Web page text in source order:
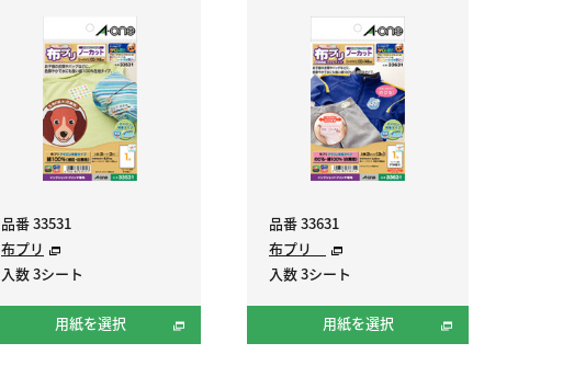
品番 33531
布プリ
入数 3シート
用紙を選択
品番 33631
布プリ
入数 3シート
用紙を選択